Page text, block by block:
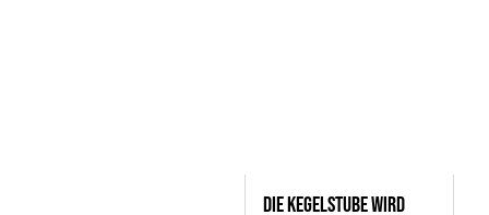
Die Kegelstube wird